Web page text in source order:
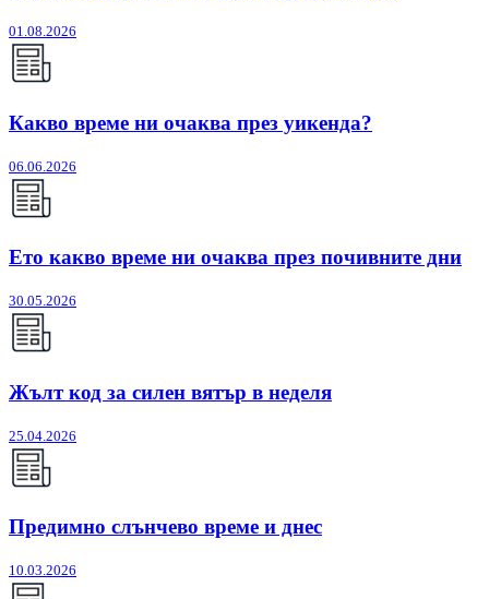
01.08.2026
Какво време ни очаква през уикенда?
06.06.2026
Ето какво време ни очаква през почивните дни
30.05.2026
Жълт код за силен вятър в неделя
25.04.2026
Предимно слънчево време и днес
10.03.2026